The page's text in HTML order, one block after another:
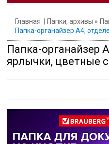
Главная Папки, архивы
Папка-органайзер A4,
Папка-органайзер
ярлычки, цветные